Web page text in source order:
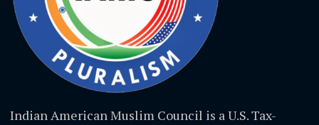
Indian American Muslim Council is a U.S. Tax-